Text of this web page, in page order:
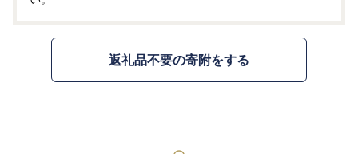
返礼品不要の寄附をする